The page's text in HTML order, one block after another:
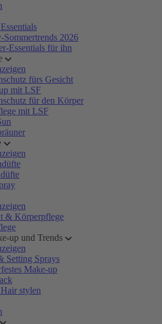
Sommertrends 2026
Essentials für ihn
fürs Gesicht
mit LSF
für den Körper
mit LSF
& Körperpflege
up und Trends
Setting Sprays
Make-up
stylen